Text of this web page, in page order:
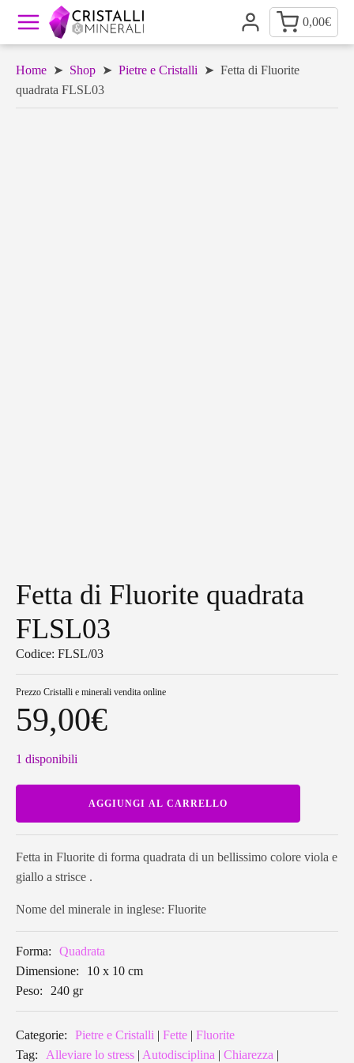
0,00€
Home ➤ Shop ➤ Pietre e Cristalli ➤ Fetta di Fluorite
quadrata FLSL03
Fetta di Fluorite quadrata
FLSL03
Codice: FLSL/03
Prezzo Cristalli e minerali vendita online
59,00€
1 disponibili
Fluorite
quadrata
quantità
AGGIUNGI AL CARRELLO
Fetta in Fluorite di forma quadrata di un bellissimo colore viola e
giallo a strisce .
Nome del minerale in inglese: Fluorite
Forma:
Quadrata
Dimensione:
10 x 10 cm
Peso:
240 gr
Categorie: Pietre e Cristalli Fette
Fluorite
Tag:
Alleviare lo stress Autodisciplina Chiarezza